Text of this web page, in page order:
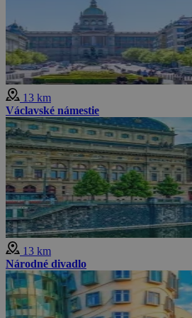
13 km
Václavské námestie
13 km
Národné divadlo